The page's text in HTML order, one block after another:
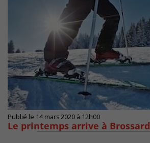
Publié le 14 mars 2020 à 12h00
Le printemps arrive à Brossard